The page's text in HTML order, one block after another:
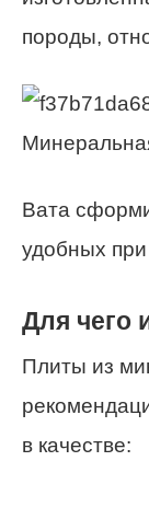
породы,
Вата
удобных
Для чего
Плиты из
в качестве: